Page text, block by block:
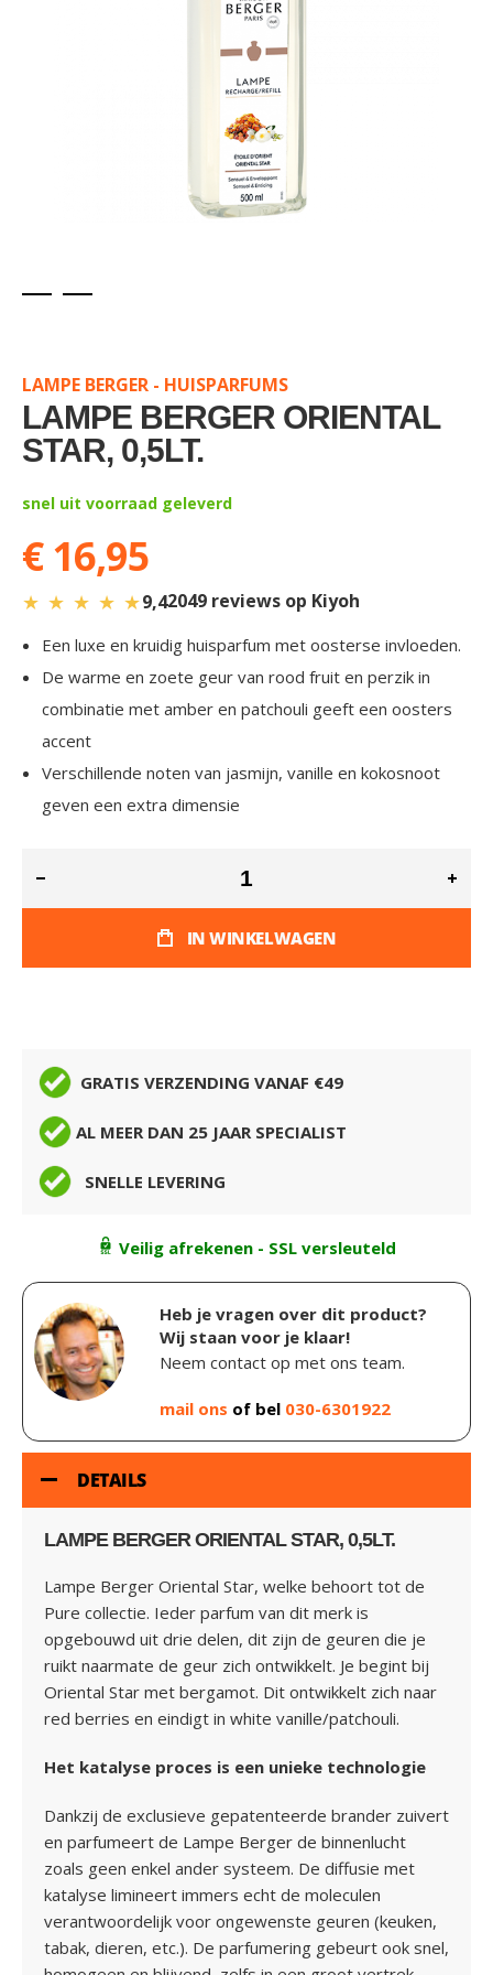
beginning
of
the
images
LAMPE BERGER - HUISPARFUMS
LAMPE BERGER ORIENTAL
STAR, 0,5LT.
snel uit voorraad geleverd
€ 16,95
★ ★ ★ ★ ★9,42049 reviews op Kiyoh
Een luxe en kruidig huisparfum met oosterse invloeden.
De warme en zoete geur van rood fruit en perzik in
combinatie met amber en patchouli geeft een oosters
accent
Verschillende noten van jasmijn, vanille en kokosnoot
geven een extra dimensie
IN WINKELWAGEN
GRATIS VERZENDING VANAF €49
AL MEER DAN 25 JAAR SPECIALIST
SNELLE LEVERING
Veilig afrekenen - SSL versleuteld
Heb je vragen over dit product?
Wij staan voor je klaar!
Neem contact op met ons team.
mail ons of bel 030-6301922
DETAILS
LAMPE BERGER ORIENTAL STAR, 0,5LT.
Lampe Berger Oriental Star, welke behoort tot de
Pure collectie. Ieder parfum van dit merk is
opgebouwd uit drie delen, dit zijn de geuren die je
ruikt naarmate de geur zich ontwikkelt. Je begint bij
Oriental Star met bergamot. Dit ontwikkelt zich naar
red berries en eindigt in white vanille/patchouli.
Het katalyse proces is een unieke technologie
Dankzij de exclusieve gepatenteerde brander zuivert
en parfumeert de Lampe Berger de binnenlucht
zoals geen enkel ander systeem. De diffusie met
katalyse limineert immers echt de moleculen
verantwoordelijk voor ongewenste geuren (keuken,
tabak, dieren, etc.). De parfumering gebeurt ook snel,